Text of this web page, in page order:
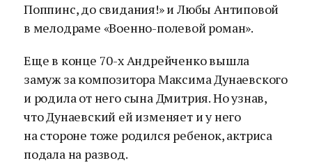
Поппинс, до свидания!» и Любы Антиповой
в мелодраме «Военно-полевой роман».
Еще в конце 70-х Андрейченко вышла
замуж за композитора Максима Дунаевского
и родила от него сына Дмитрия. Но узнав,
что Дунаевский ей изменяет и у него
на стороне тоже родился ребенок, актриса
подала на развод.